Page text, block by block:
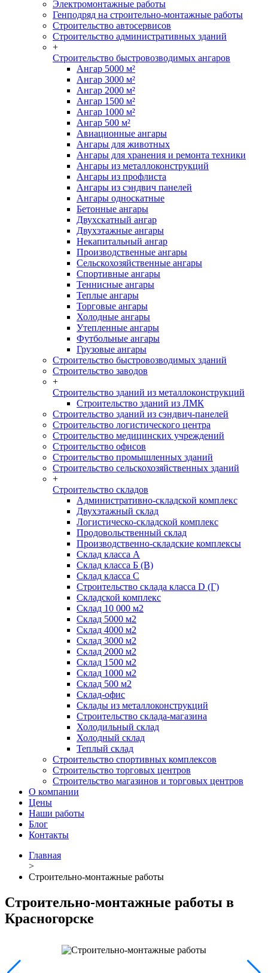
Электромонтажные работы
Генподряд на строительно-монтажные работы
Строительство автосервисов
Строительство административных зданий
+
Строительство быстровозводимых ангаров
Ангар 5000 м²
Ангар 3000 м²
Ангар 2000 м²
Ангар 1500 м²
Ангар 1000 м²
Ангар 500 м²
Авиационные ангары
Ангары для животных
Ангары для хранения и ремонта техники
Ангары из металлоконструкций
Ангары из профлиста
Ангары из сэндвич панелей
Ангары односкатные
Бетонные ангары
Двухскатный ангар
Двухэтажные ангары
Некапитальный ангар
Производственные ангары
Сельскохозяйственные ангары
Спортивные ангары
Теннисные ангары
Теплые ангары
Торговые ангары
Холодные ангары
Утепленные ангары
Футбольные ангары
Грузовые ангары
Строительство быстровозводимых зданий
Строительство заводов
+
Строительство зданий из металлоконструкций
Строительство зданий из ЛМК
Строительство зданий из сэндвич-панелей
Строительство логистического центра
Строительство медицинских учреждений
Строительство офисов
Строительство промышленных зданий
Строительство сельскохозяйственных зданий
+
Строительство складов
Административно-складской комплекс
Двухэтажный склад
Логистическо-складской комплекс
Продовольственный склад
Производственно-складские комплексы
Склад класса А
Склад класса Б (B)
Склад класса С
Строительство склада класса D (Г)
Складской комплекс
Склад 10 000 м2
Склад 5000 м2
Склад 4000 м2
Склад 3000 м2
Склад 2000 м2
Склад 1500 м2
Склад 1000 м2
Склад 500 м2
Склад-офис
Склады из металлоконструкций
Строительство склада-магазина
Холодильный склад
Холодный склад
Теплый склад
Строительство спортивных комплексов
Строительство торговых центров
Строительство магазинов и торговых центров
О компании
Цены
Наши работы
Блог
Контакты
Главная
>
Строительно-монтажные работы
Строительно-монтажные работы в
Красногорске